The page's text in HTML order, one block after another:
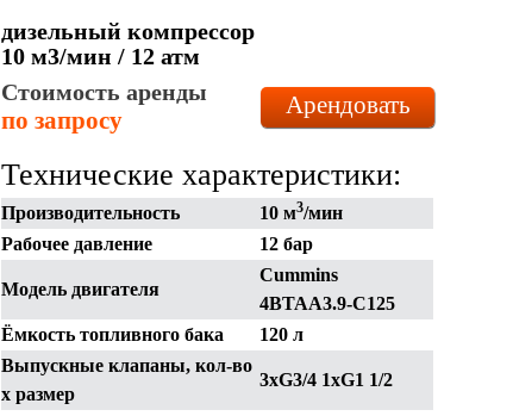
дизельный компрессор
10 м3/мин / 12 атм
Стоимость аренды
по запросу
Арендовать
Технические характеристики:
Производительность 10 м3/мин
Рабочее давление
12 бар
Модель двигателя
Cummins
4BTAA3.9-C125
Ёмкость топливного бака
120 л
Выпускные клапаны, кол-во
x размер
3xG3/4 1xG1 1/2